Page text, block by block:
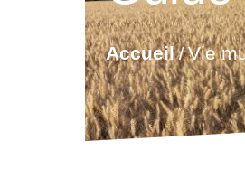
Accueil/Vie